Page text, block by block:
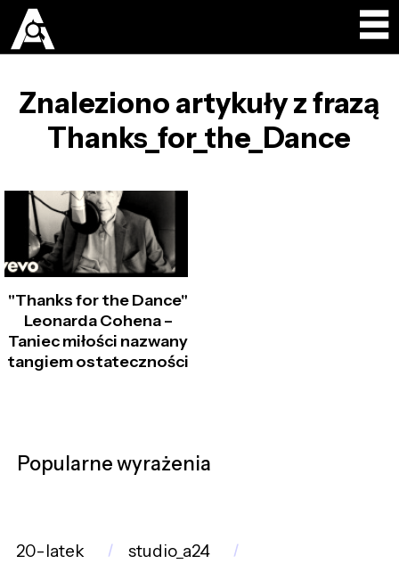
Znaleziono artykuły z frazą
Thanks_for_the_Dance
"Thanks for the Dance"
Leonarda Cohena –
Taniec miłości nazwany
tangiem ostateczności
Popularne wyrażenia
20-latek
studio_a24